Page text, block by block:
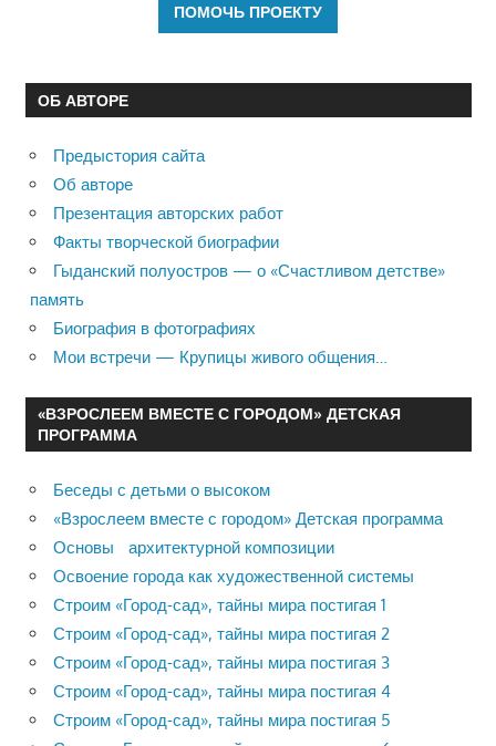
ОБ АВТОРЕ
Предыстория сайта
Об авторе
Презентация авторских работ
Факты творческой биографии
Гыданский полуостров — о «Счастливом детстве»
память
Биография в фотографиях
Мои встречи — Крупицы живого общения…
«ВЗРОСЛЕЕМ ВМЕСТЕ С ГОРОДОМ» ДЕТСКАЯ
ПРОГРАММА
Беседы с детьми о высоком
«Взрослеем вместе с городом» Детская программа
Основы архитектурной композиции
Освоение города как художественной системы
Строим «Город-сад», тайны мира постигая 1
Строим «Город-сад», тайны мира постигая 2
Строим «Город-сад», тайны мира постигая 3
Строим «Город-сад», тайны мира постигая 4
Строим «Город-сад», тайны мира постигая 5